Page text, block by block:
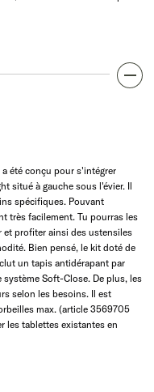
été conçu pour s'intégrer
situé à gauche sous l'évier. Il
spécifiques. Pouvant
très facilement. Tu pourras les
et profiter ainsi des ustensiles
Bien pensé, le kit doté de
un tapis antidérapant par
Soft-Close. De plus, les
selon les besoins. Il est
max. (article 3569705
tablettes existantes en